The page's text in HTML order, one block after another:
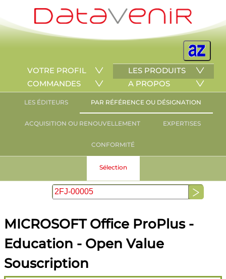
VOTRE PROFIL
LES PRODUITS
COMMANDES
A PROPOS
LES ÉDITEURS PAR RÉFÉRENCE OU DÉSIGNATION
ACQUISITION OU RENOUVELLEMENT EXPERTISES
CONFORMITÉ
Sélection
MICROSOFT Office ProPlus -
Education - Open Value
Souscription